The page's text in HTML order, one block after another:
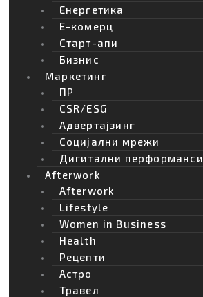
Енергетика
Е-комерц
Старт-апи
Бизнис
Маркетинг
ПР
CSR/ESG
Адвертајзинг
Социјални мрежи
Дигитални перформанси
Afterwork
Afterwork
Lifestyle
Women in Business
Health
Рецепти
Астро
Травел